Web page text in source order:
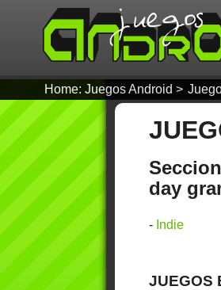
Home: Juegos Android >
day
- Indie
JUEGOS